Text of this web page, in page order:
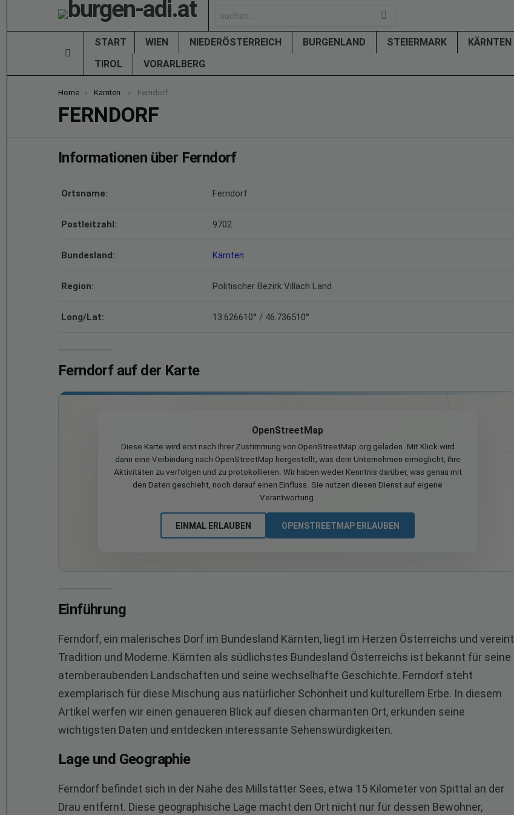
for:
START WIEN NIEDERÖSTERREICH BURGENLAND STEIERMARK KÄRNTEN
TIROL
VORARLBERG
You are here:
Home Kärnten Ferndorf
FERNDORF
Informationen über Ferndorf
Ortsname: Ferndorf
Postleitzahl: 9702
Bundesland: Kärnten
Region: Politischer Bezirk Villach Land
Long/Lat: 13.626610° / 46.736510°
Ferndorf auf der Karte
OpenStreetMap
Diese Karte wird erst nach Ihrer Zustimmung von OpenStreetMap.org geladen. Mit Klick wird
dann eine Verbindung nach OpenStreetMap hergestellt, was dem Unternehmen ermöglicht, Ihre
Aktivitäten zu verfolgen und zu protokollieren. Wir haben weder Kenntnis darüber, was genau mit
den Daten geschieht, noch darauf einen Einfluss. Sie nutzen diesen Dienst auf eigene
Verantwortung.
EINMAL ERLAUBEN OPENSTREETMAP ERLAUBEN
Einführung
Ferndorf, ein malerisches Dorf im Bundesland Kärnten, liegt im Herzen Österreichs und vereint
Tradition und Moderne. Kärnten als südlichstes Bundesland Österreichs ist bekannt für seine
atemberaubenden Landschaften und seine wechselhafte Geschichte. Ferndorf steht
exemplarisch für diese Mischung aus natürlicher Schönheit und kulturellem Erbe. In diesem
Artikel werfen wir einen genaueren Blick auf diesen charmanten Ort, erkunden seine
wichtigsten Daten und entdecken interessante Sehenswürdigkeiten.
Lage und Geographie
Ferndorf befindet sich in der Nähe des Millstätter Sees, etwa 15 Kilometer von Spittal an der
Drau entfernt. Diese geographische Lage macht den Ort nicht nur für dessen Bewohner,